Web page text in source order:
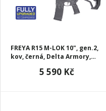
FREYA R15 M-LOK 10", gen.2,
kov, černá, Delta Armory,
5 590 Kč